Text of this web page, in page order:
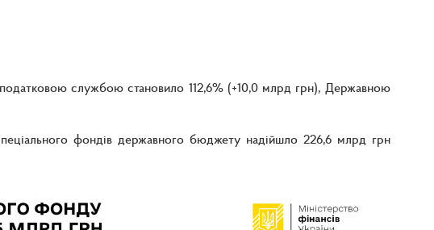
службою становило 112,6% (+10,0 млрд грн), Державною
фондів державного бюджету надійшло 226,6 млрд грн